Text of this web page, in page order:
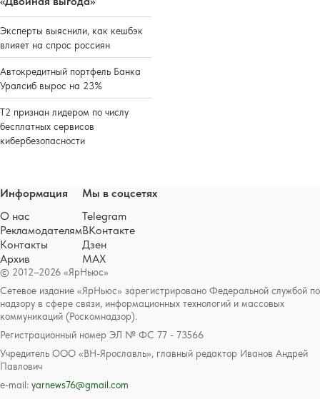
Эксперты выяснили, как кешбэк
влияет на спрос россиян
Автокредитный портфель Банка
Уралсиб вырос на 23%
Т2 признан лидером по числу
бесплатных сервисов
кибербезопасности
© 2012–2026 «ЯрНьюс»
Сетевое издание «ЯрНьюс» зарегистрировано Федеральной службой по
надзору в сфере связи, информационных технологий и массовых
коммуникаций (Роскомнадзор).
Регистрационный номер ЭЛ № ФС 77 - 73566
Учредитель ООО «ВН-Ярославль», главный редактор Иванов Андрей
Павлович
e-mail: yarnews76@gmail.com
Информация
О нас
Рекламодателям
Контакты
Архив
Мы в соцсетях
Telegram
ВКонтакте
Дзен
MAX